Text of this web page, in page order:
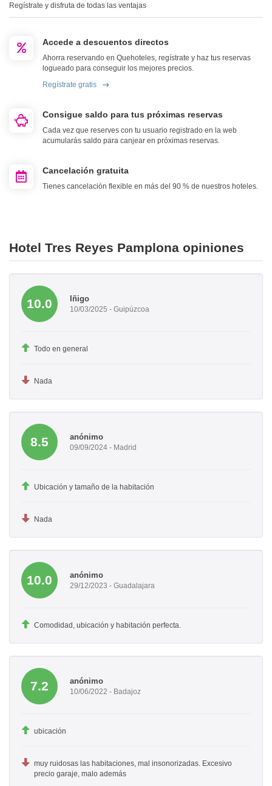
Regístrate y disfruta de todas las ventajas
Accede a descuentos directos
Ahorra reservando en Quehoteles, regístrate y haz tus reservas
logueado para conseguir los mejores precios.
Regístrate gratis
Consigue saldo para tus próximas reservas
Cada vez que reserves con tu usuario registrado en la web
acumularás saldo para canjear en próximas reservas.
Cancelación gratuita
Tienes cancelación flexible en más del 90 % de nuestros hoteles.
Hotel Tres Reyes Pamplona opiniones
10.0 Iñigo
10/03/2025 - Guipúzcoa
Todo en general
Nada
8.5 anónimo
09/09/2024 - Madrid
Ubicación y tamaño de la habitación
Nada
10.0 anónimo
29/12/2023 - Guadalajara
Comodidad, ubicación y habitación perfecta.
7.2 anónimo
10/06/2022 - Badajoz
ubicación
muy ruidosas las habitaciones, mal insonorizadas. Excesivo
precio garaje, malo además